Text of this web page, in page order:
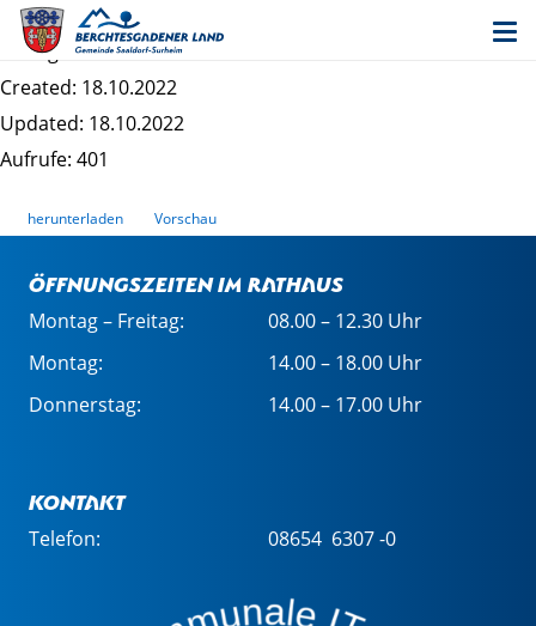
31_Buchungsänderung St. Martin
Dateigrösse: 285.78 KB
Created: 18.10.2022
Updated: 18.10.2022
Aufrufe: 401
herunterladen Vorschau
Öffnungszeiten im Rathaus
Montag – Freitag:
08.00 – 12.30 Uhr
Montag:
14.00 – 18.00 Uhr
Donnerstag:
14.00 – 17.00 Uhr
Kontakt
Telefon: 08654 6307 -0